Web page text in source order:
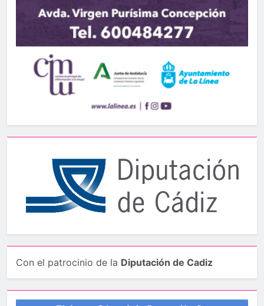
Con el patrocinio de la Diputación de Cadiz